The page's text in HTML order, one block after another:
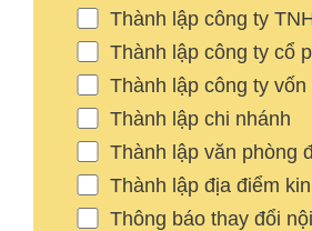
Thành lập công ty
Thành lập công ty cổ
Thành lập công ty
Thành lập chi nhánh
Thành lập văn phòng
Thành lập địa điểm
Thông báo thay đổi